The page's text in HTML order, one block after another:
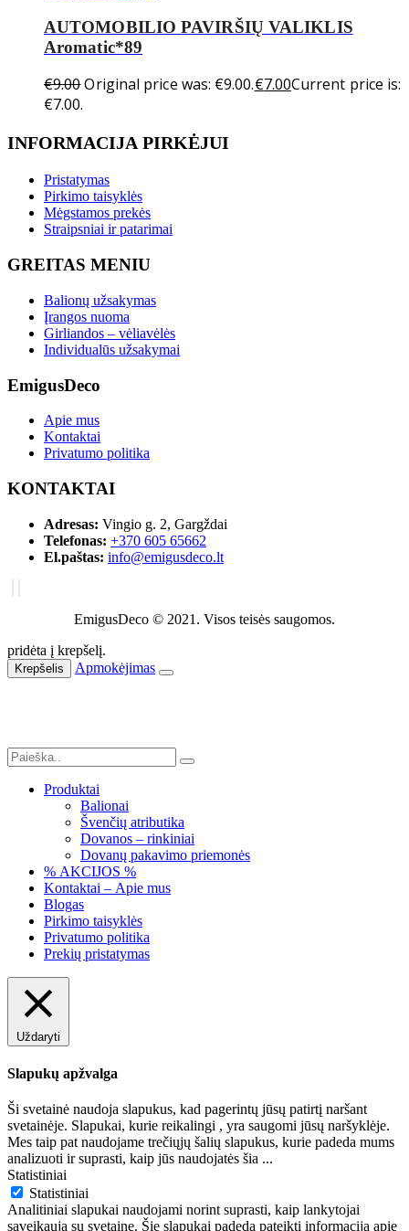
AUTOMOBILIO PAVIRŠIŲ VALIKLIS
Aromatic*89
€9.00Original price was: €9.00.€7.00Current price is:
€7.00.
INFORMACIJA PIRKĖJUI
Pristatymas
Pirkimo taisyklės
Mėgstamos prekės
Straipsniai ir patarimai
GREITAS MENIU
Balionų užsakymas
Įrangos nuoma
Girliandos – vėliavėlės
Individualūs užsakymai
EmigusDeco
Apie mus
Kontaktai
Privatumo politika
KONTAKTAI
Adresas: Vingio g. 2, Gargždai
Telefonas: +370 605 65662
El.paštas: info@emigusdeco.lt
EmigusDeco © 2021. Visos teisės saugomos.
pridėta į krepšelį.
Krepšelis Apmokėjimas
Produktai
Balionai
Švenčių atributika
Dovanos – rinkiniai
Dovanų pakavimo priemonės
% AKCIJOS %
Kontaktai – Apie mus
Blogas
Pirkimo taisyklės
Privatumo politika
Prekių pristatymas
Uždaryti
Slapukų apžvalga
Ši svetainė naudoja slapukus, kad pagerintų jūsų patirtį naršant
svetainėje. Slapukai, kurie reikalingi , yra saugomi jūsų naršyklėje.
Mes taip pat naudojame trečiųjų šalių slapukus, kurie padeda mums
analizuoti ir suprasti, kaip jūs naudojatės šia ...
Statistiniai
Statistiniai
Analitiniai slapukai naudojami norint suprasti, kaip lankytojai
sąveikauja su svetaine. Šie slapukai padeda pateikti informaciją apie